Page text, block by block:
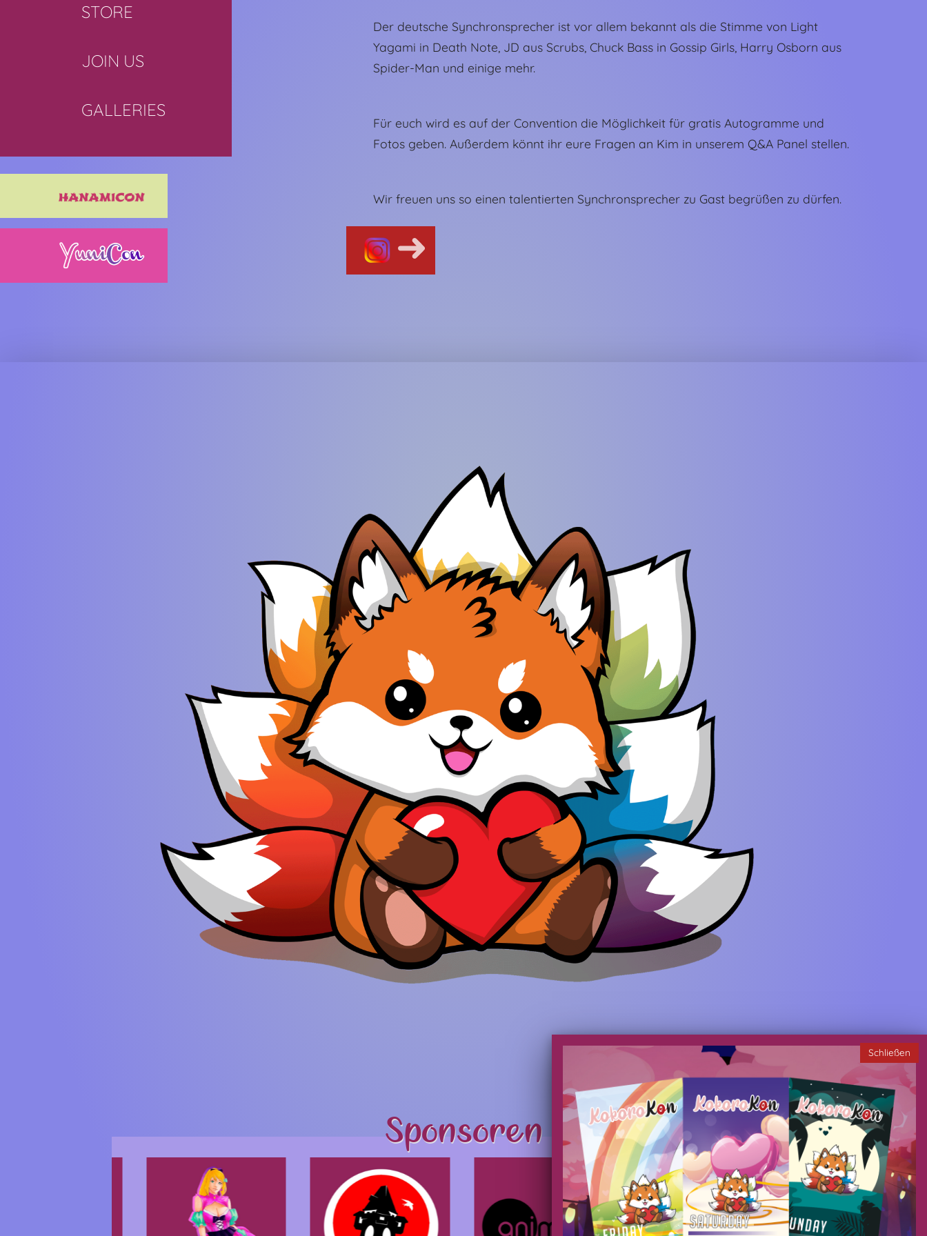
Der deutsche Synchronsprecher ist vor allem bekannt als die Stimme von Light
Yagami in Death Note, JD aus Scrubs, Chuck Bass in Gossip Girls, Harry Osborn aus
Spider-Man und einige mehr.
Für euch wird es auf der Convention die Möglichkeit für gratis Autogramme und
Fotos geben. Außerdem könnt ihr eure Fragen an Kim in unserem Q&A Panel stellen.
Wir freuen uns so einen talentierten Synchronsprecher zu Gast begrüßen zu dürfen.
STORE
JOIN US
GALLERIES
Schließen
Sponsoren